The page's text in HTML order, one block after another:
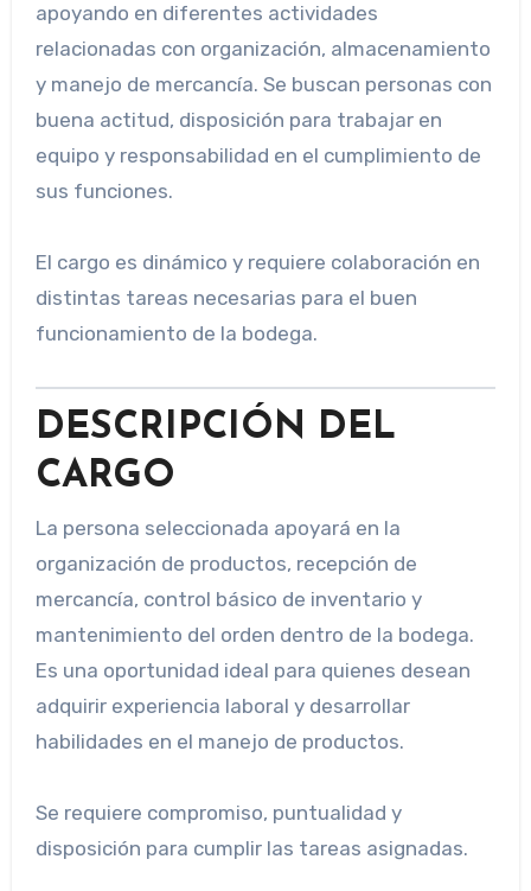
apoyando en diferentes actividades
relacionadas con organización, almacenamiento
y manejo de mercancía. Se buscan personas con
buena actitud, disposición para trabajar en
equipo y responsabilidad en el cumplimiento de
sus funciones.
El cargo es dinámico y requiere colaboración en
distintas tareas necesarias para el buen
funcionamiento de la bodega.
DESCRIPCIÓN DEL
CARGO
La persona seleccionada apoyará en la
organización de productos, recepción de
mercancía, control básico de inventario y
mantenimiento del orden dentro de la bodega.
Es una oportunidad ideal para quienes desean
adquirir experiencia laboral y desarrollar
habilidades en el manejo de productos.
Se requiere compromiso, puntualidad y
disposición para cumplir las tareas asignadas.